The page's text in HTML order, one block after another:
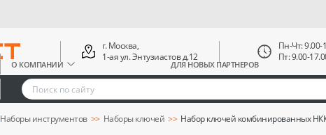
О КОМПАНИИ ДЛЯ НОВЫХ ПАРТНЕРОВ
г. Москва,
1-ая ул. Энтузиастов д.12
Пн-Чт: 9.00-
Пт: 9.00-
Наборы инструментов Наборы ключей Набор ключей комбинированных